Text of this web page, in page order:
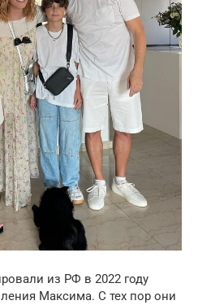
из РФ в 2022 году
Максима. С тех пор они